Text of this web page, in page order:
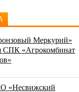
Меркурий»
СПК «Агрокомбинат
«Несвижский